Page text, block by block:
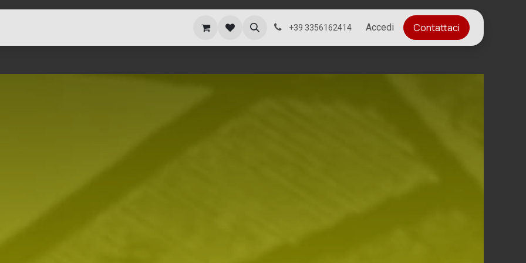
+39 3356162414 Accedi Contattaci